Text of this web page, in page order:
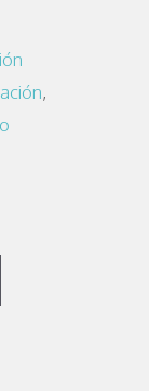
,